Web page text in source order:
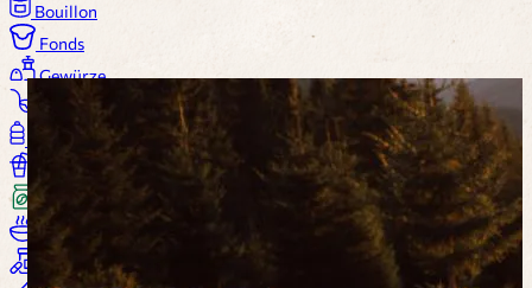
Bouillon
Fonds
Gewürze
Saucen
Kaffee
Suppen
Nahrungsergänzung